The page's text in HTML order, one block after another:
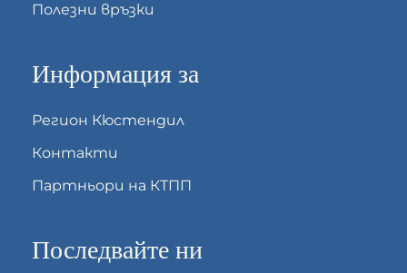
Полезни връзки
Информация за
Регион Кюстендил
Контакти
Партньори на КТПП
Последвайте ни